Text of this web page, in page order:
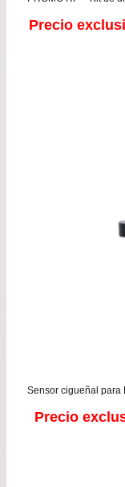
Precio
Precio